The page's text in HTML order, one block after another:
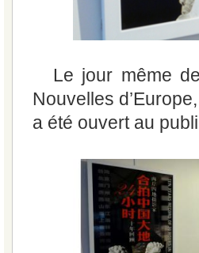
Le jour même
Nouvelles
a été ouvert au